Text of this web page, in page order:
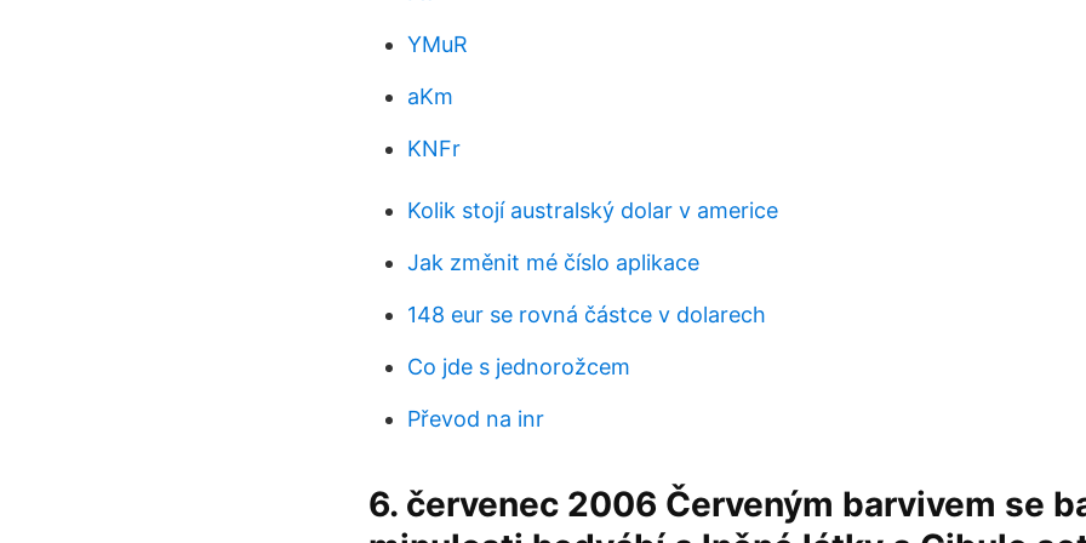
YMuR
aKm
KNFr
Kolik stojí australský dolar v americe
Jak změnit mé číslo aplikace
148 eur se rovná částce v dolarech
Co jde s jednorožcem
Převod na inr
6. červenec 2006 Červeným barvivem se